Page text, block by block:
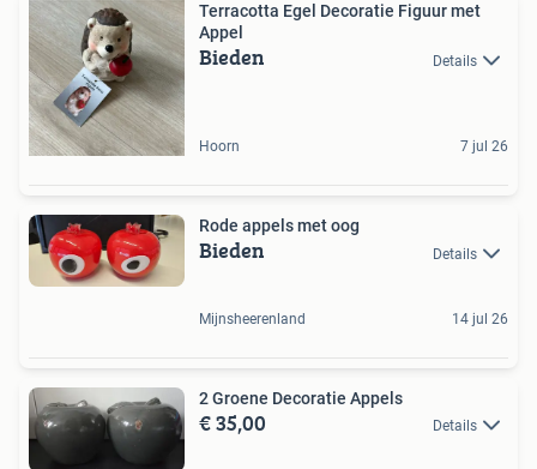
Terracotta Egel Decoratie Figuur met
Appel
Bieden Details
Hoorn 7 jul 26
Rode appels met oog
Bieden Details
Mijnsheerenland 14 jul 26
2 Groene Decoratie Appels
€ 35,00 Details